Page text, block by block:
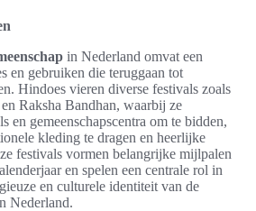
in Nederland omvat een
en gebruiken die teruggaan tot
Hindoes vieren diverse festivals zoals
Raksha Bandhan, waarbij ze
en gemeenschapscentra om te bidden,
kleding te dragen en heerlijke
festivals vormen belangrijke mijlpalen
en spelen een centrale rol in
en culturele identiteit van de
Nederland.